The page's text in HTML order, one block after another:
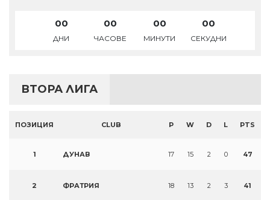
00
ДНИ
00
ЧАСОВЕ
00
МИНУТИ
00
СЕКУДНИ
ВТОРА ЛИГА
ПОЗИЦИЯ CLUB P W D L PTS
1 ДУНАВ 17 15 2 0 47
2 ФРАТРИЯ 18 13 2 3 41